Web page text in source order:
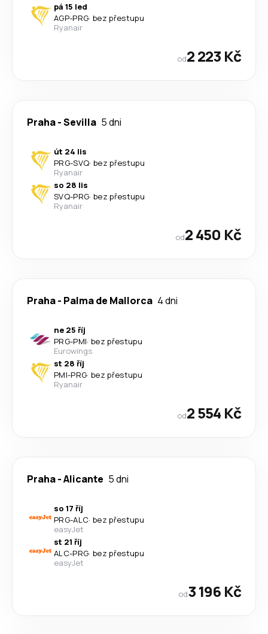
pá 15 led
AGP-PRG· bez přestupu
Ryanair
od2 223 Kč
Praha-Sevilla 5 dni
út 24 lis
PRG-SVQ· bez přestupu
Ryanair
so 28 lis
SVQ-PRG· bez přestupu
Ryanair
od2 450 Kč
Praha- Palma de Mallorca 4 dni
ne 25 říj
PRG-PMI· bez přestupu
Eurowings
st 28 říj
PMI-PRG· bez přestupu
Ryanair
od2 554 Kč
Praha-Alicante 5 dni
so 17 říj
PRG-ALC· bez přestupu
easyJet
st 21 říj
ALC-PRG· bez přestupu
easyJet
od3 196 Kč